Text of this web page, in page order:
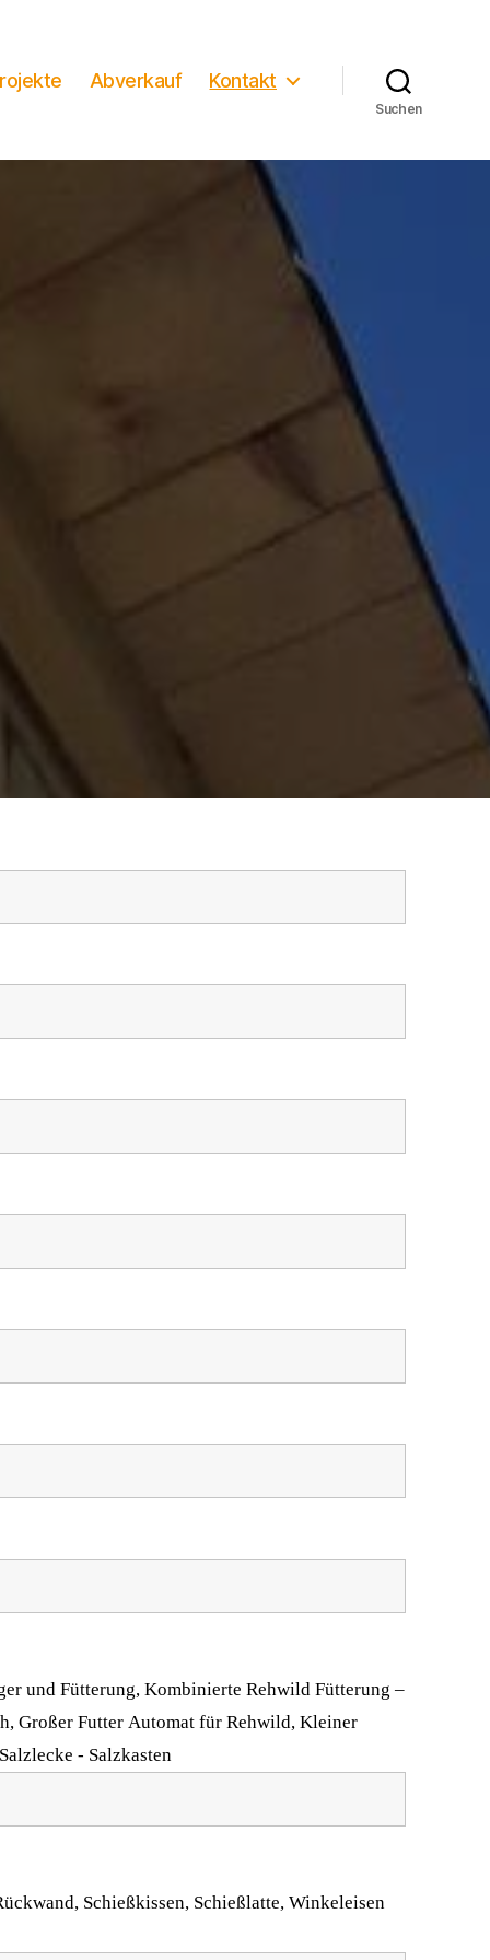
Abverkauf Kontakt
Suchen
und Fütterung, Kombinierte Rehwild Fütterung –
Großer Futter Automat für Rehwild, Kleiner
- Salzkasten
Schießkissen, Schießlatte, Winkeleisen